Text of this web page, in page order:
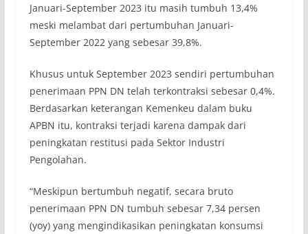
Januari-September 2023 itu masih tumbuh 13,4%
meski melambat dari pertumbuhan Januari-
September 2022 yang sebesar 39,8%.
Khusus untuk September 2023 sendiri pertumbuhan
penerimaan PPN DN telah terkontraksi sebesar 0,4%.
Berdasarkan keterangan Kemenkeu dalam buku
APBN itu, kontraksi terjadi karena dampak dari
peningkatan restitusi pada Sektor Industri
Pengolahan.
“Meskipun bertumbuh negatif, secara bruto
penerimaan PPN DN tumbuh sebesar 7,34 persen
(yoy) yang mengindikasikan peningkatan konsumsi